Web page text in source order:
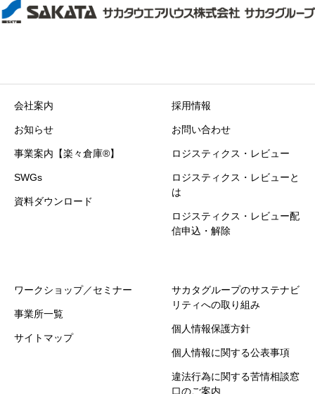
会社案内
お知らせ
事業案内【楽々倉庫®】
SWGs
資料ダウンロード
採用情報
お問い合わせ
ロジスティクス・レビュー
ロジスティクス・レビューと
は
ロジスティクス・レビュー配
信申込・解除
ワークショップ／セミナー
事業所一覧
サイトマップ
サカタグループのサステナビ
リティへの取り組み
個人情報保護方針
個人情報に関する公表事項
違法行為に関する苦情相談窓
口のご案内